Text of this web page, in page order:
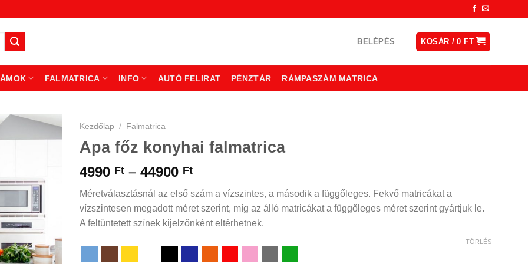
BELÉPÉS KOSÁR /0FT
FALMATRICA INFO AUTÓ FELIRAT PÉNZTÁR RÁMPASZÁM MATRICA
Kezdőlap / Falmatrica
Apa főz konyhai falmatrica
4990 Ft – 44900 FtÁrtartomány:
4990 Ft
-
44900 Ft
Méretválasztásnál az első szám a vízszintes, a második a függőleges. Fekvő matricákat a
vízszintesen megadott méret szerint, míg az álló matricákat a függőleges méret szerint gyártjuk le.
A feltüntetett színek kijelzőnként eltérhetnek.
TÖRLÉS